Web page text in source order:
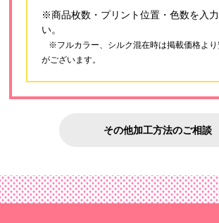
※商品枚数・プリント位置・色数を入
い。
※フルカラー、シルク混在時は掲載価格よ
がございます。
その他加工方法のご相談